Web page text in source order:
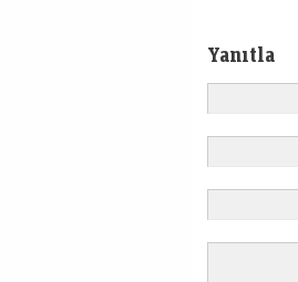
Yanıtla